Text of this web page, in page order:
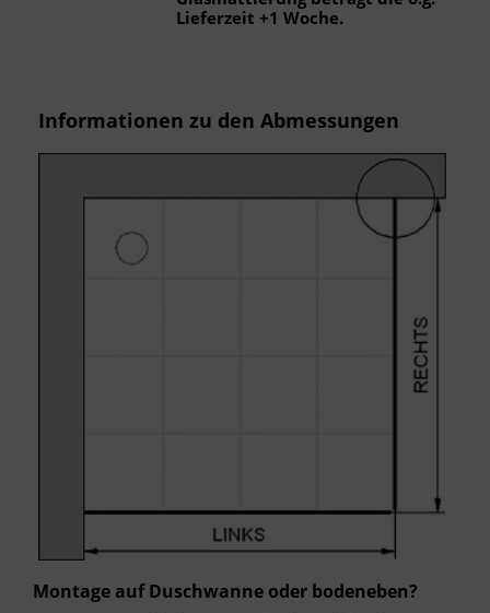
Lieferzeit +1 Woche.
Informationen zu den Abmessungen
Montage auf Duschwanne oder bodeneben?
Verwendung reduzierter Daten zur Auswahl von Inhalten